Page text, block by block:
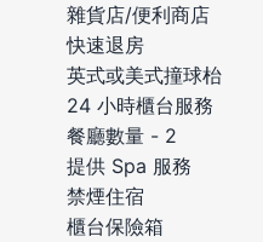
雜貨店/便利商店
快速退房
英式或美式撞球枱
24 小時櫃台服務
餐廳數量 - 2
提供 Spa 服務
禁煙住宿
櫃台保險箱